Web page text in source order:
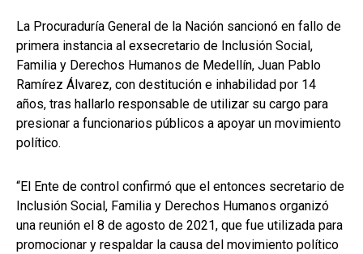
La Procuraduría General de la Nación sancionó en fallo de
primera instancia al exsecretario de Inclusión Social,
Familia y Derechos Humanos de Medellín, Juan Pablo
Ramírez Álvarez, con destitución e inhabilidad por 14
años, tras hallarlo responsable de utilizar su cargo para
presionar a funcionarios públicos a apoyar un movimiento
político.
“El Ente de control confirmó que el entonces secretario de
Inclusión Social, Familia y Derechos Humanos organizó
una reunión el 8 de agosto de 2021, que fue utilizada para
promocionar y respaldar la causa del movimiento político